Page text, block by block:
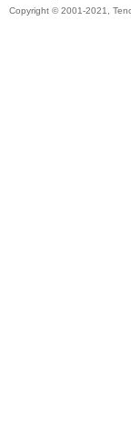
Copyright © 2001-2021,